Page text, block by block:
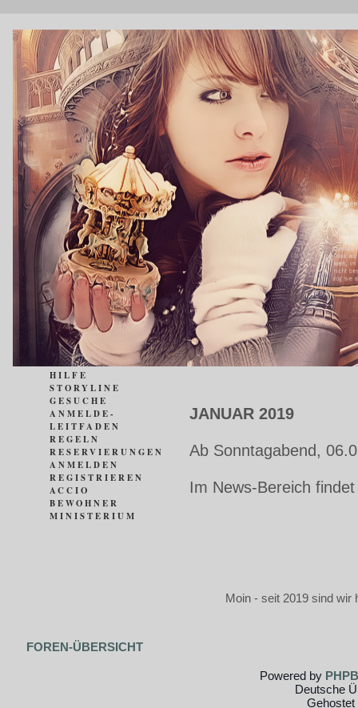
HILFE
STORYLINE
GESUCHE
ANMELDE-
LEITFADEN
REGELN
RESERVIERUNGEN
ANMELDEN
REGISTRIEREN
ACCIO
BEWOHNER
MINISTERIUM
JANUAR 2019
Ab Sonntagabend,
Im News-Bereich
Moin - seit 2019 sind wir
FOREN-ÜBERSICHT
Powered by
Deutsche